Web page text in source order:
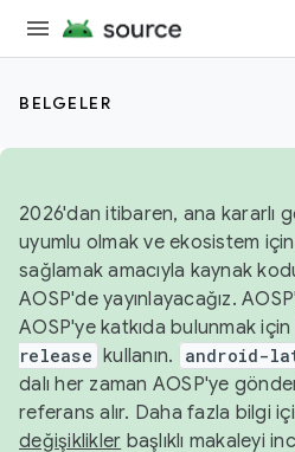
BELGELER
2026'dan itibaren, ana kararlı
uyumlu olmak ve ekosistem için
sağlamak amacıyla kaynak
AOSP'de yayınlayacağız.
AOSP'ye katkıda bulunmak için
release kullanın. android-
dalı her zaman AOSP'ye
referans alır. Daha fazla bilgi
değişiklikler başlıklı makaleyi